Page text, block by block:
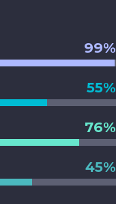
99%
55%
76%
45%